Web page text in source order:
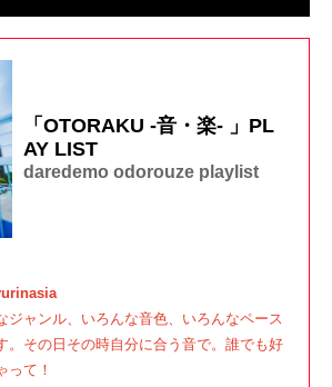
「OTORAKU -音・楽- 」PL
AY LIST
daredemo odorouze playlist
ジャンル、いろんな音色、いろんなペース
。その日その時自分に合う音で。誰でも好
って！